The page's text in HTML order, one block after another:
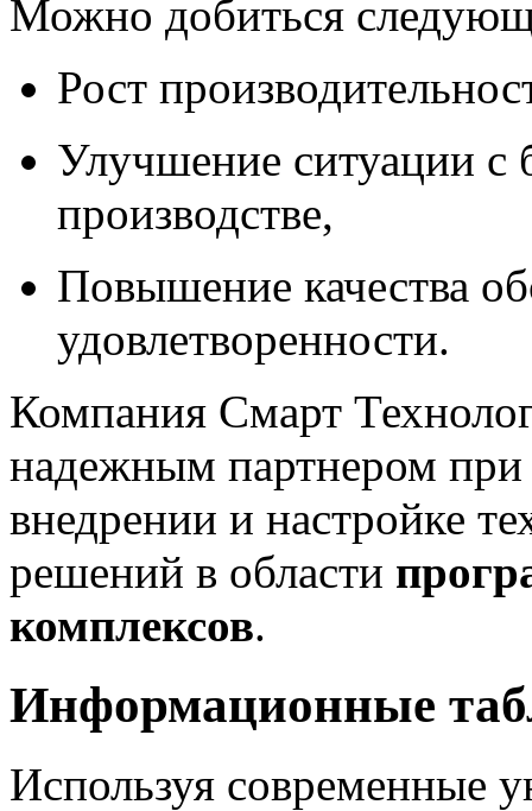
Можно добиться
Рост
Улучшение ситуации с
производстве,
Повышение качества
удовлетворенности.
Компания Смарт
надежным партнером при
внедрении и настройке
решений в области
комплексов.
Информационные
Используя современные